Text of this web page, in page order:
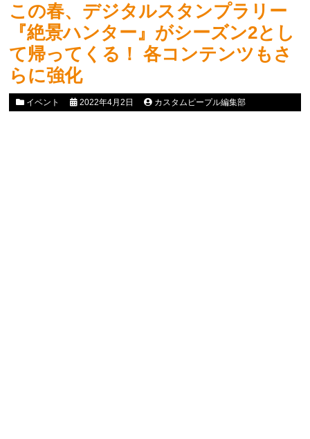
この春、デジタルスタンプラリー
『絶景ハンター』がシーズン2とし
て帰ってくる！ 各コンテンツもさ
らに強化
イベント 2022年4月2日 カスタムピープル編集部